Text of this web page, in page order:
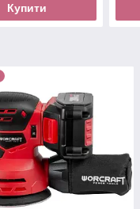
Купити